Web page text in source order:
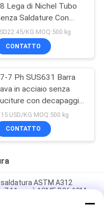
Lega di Nichel Tubo
Saldature Con
EN10204 3.1
KG MOQ:500 kg
CONTATTO
7 Ph SUS631 Barra
in acciaio senza
con decapaggio
ricottura
USD/KG MOQ:500 kg
CONTATTO
ASTM A312
7,11 mm) ASME B36.19M